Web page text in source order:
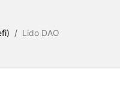
/ Lido DAO